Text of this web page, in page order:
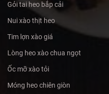
Gỏi tai heo bắp cải
Nui xào thịt heo
Tim lợn xào giá
Lòng heo xào chua ngọt
Ốc mỡ xào tỏi
Móng heo chiên giòn